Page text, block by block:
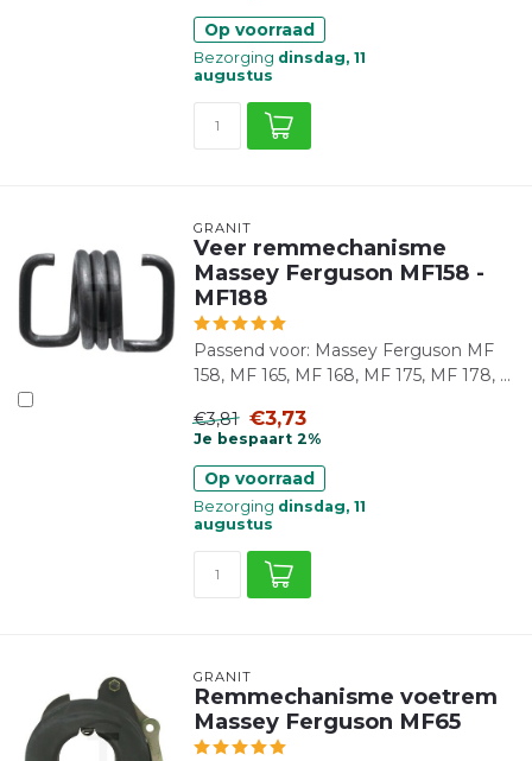
Op voorraad
Bezorging dinsdag, 11
augustus
GRANIT
Veer remmechanisme
Massey Ferguson MF158 -
MF188
Passend voor: Massey Ferguson MF
158, MF 165, MF 168, MF 175, MF 178, ...
€3,81 €3,73
Je bespaart 2%
Op voorraad
Bezorging dinsdag, 11
augustus
GRANIT
Remmechanisme voetrem
Massey Ferguson MF65